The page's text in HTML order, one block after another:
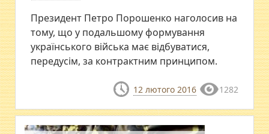
Президент Петро Порошенко наголосив на
тому, що у подальшому формування
українського війська має відбуватися,
передусім, за контрактним принципом.
12 лютого 2016 1282